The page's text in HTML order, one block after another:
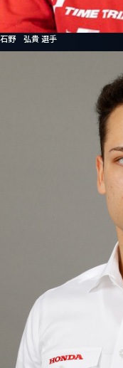
パートナー・
石野 弘貴 選手